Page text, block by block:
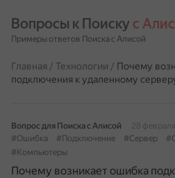
Вопросы к Поиску с
Примеры ответов Поиска с Алисой
Главная / Технологии / Почему
подключения к удаленному
Вопрос для Поиска с Алисой
28 февраля
#Ошибка
#Подключение #Сервер
#Компьютеры
Почему возникает ошибка